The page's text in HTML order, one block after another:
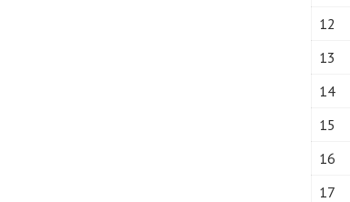
12
13
14
15
16
17